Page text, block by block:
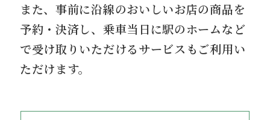
また、事前に沿線のおいしいお店の商品を
予約・決済し、乗車当日に駅のホームなど
で受け取りいただけるサービスもご利用い
ただけます。